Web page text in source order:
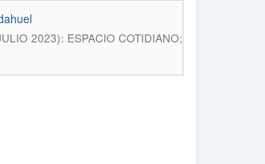
2023): ESPACIO COTIDIANO;